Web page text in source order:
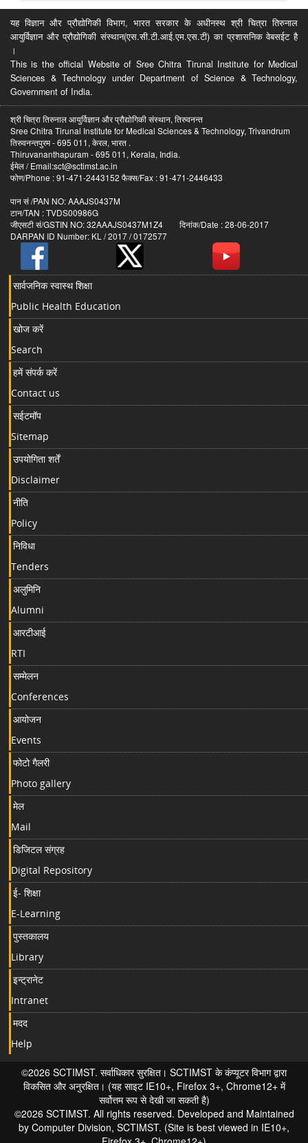
यह विज्ञान और प्रौद्योगिकी विभाग, भारत सरकार के अधीनस्थ श्री चित्रा तिरुनाल
आयुर्विज्ञान और प्रौद्योगिकी संस्थान(एस.सी.टी.आई.एम.एस.टी) का प्रशासनिक वेबसईट है
।
This is the official Website of Sree Chitra Tirunal Institute for Medical
Sciences & Technology under Department of Science & Technology,
Government of India.
श्री चित्रा तिरुनाल आयुर्विज्ञान और प्रौद्योगिकी संस्थान, तिरुवनन्त
Sree Chitra Tirunal Institute for Medical Sciences & Technology, Trivandrum
तिरुवनन्तपुरम - 695 011, केरल, भारत .
Thiruvananthapuram - 695 011, Kerala, India.
ईमेल / Email:sct@sctimst.ac.in
फोण/Phone : 91-471-2443152 फैक्स/Fax : 91-471-2446433
पान सं /PAN NO: AAAJS0437M
टान/TAN : TVDS00986G
जीएसटी सं/GSTIN NO: 32AAAJS0437M1Z4 दिनांक/Date : 28-06-2017
DARPAN ID Number: KL / 2017 / 0172577
सार्वजनिक स्वास्थ शिक्षा
Public Health Education
खोज करें
Search
हमें संपर्क करें
Contact us
सईटमॉप
Sitemap
उपयोगिता शर्तें
Disclaimer
नीति
Policy
निविधा
Tenders
अलुमिनि
Alumni
आरटीआई
RTI
सम्मेलन
Conferences
आयोजन
Events
फोटो गैलरी
Photo gallery
मेल
Mail
डिजिटल संग्रह
Digital Repository
ई- शिक्षा
E-Learning
पुस्तकालय
Library
इन्ट्रानेट
Intranet
मदद
Help
©2026 SCTIMST. सर्वाधिकार सुरक्षित। SCTIMST के कंप्यूटर विभाग द्वारा
विकसित और अनुरक्षित। (यह साइट IE10+, Firefox 3+, Chrome12+ में
सर्वोत्तम रूप से देखी जा सकती है)
©2026 SCTIMST. All rights reserved. Developed and Maintained
by Computer Division, SCTIMST. (Site is best viewed in IE10+,